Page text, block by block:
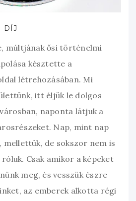
DÍJ
múltjának ősi történelmi
késztette a
létrehozásában. Mi
itt éljük le dolgos
naponta látjuk a
Nap, mint nap
mellettük, de sokszor nem is
Csak amikor a képeket
meg, és vesszük észre
az emberek alkotta régi